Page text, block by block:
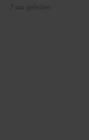
7 uur geleden